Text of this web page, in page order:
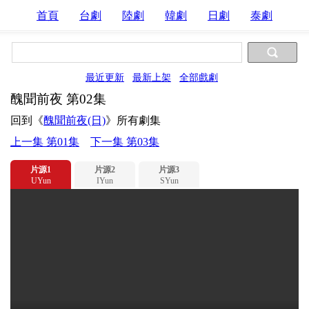
首頁 台劇 陸劇 韓劇 日劇 泰劇
最近更新 最新上架 全部戲劇
醜聞前夜 第02集
回到《醜聞前夜(日)》所有劇集
上一集 第01集
下一集 第03集
片源1
UYun
片源2
IYun
片源3
SYun